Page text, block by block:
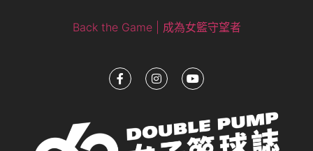
Back the Game | 成為女籃守望者